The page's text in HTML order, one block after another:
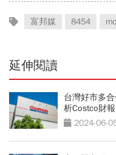
富邦媒 8454
延伸閱讀
台灣好市多
析Costco財
2024-06-